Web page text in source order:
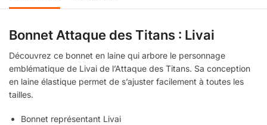
Bonnet Attaque des Titans : Livai
Découvrez ce bonnet en laine qui arbore le personnage
emblématique de Livai de l’Attaque des Titans. Sa conception
en laine élastique permet de s’ajuster facilement à toutes les
tailles.
Bonnet représentant Livai